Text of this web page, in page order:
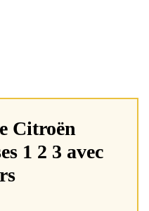
Citroën
1 2 3 avec